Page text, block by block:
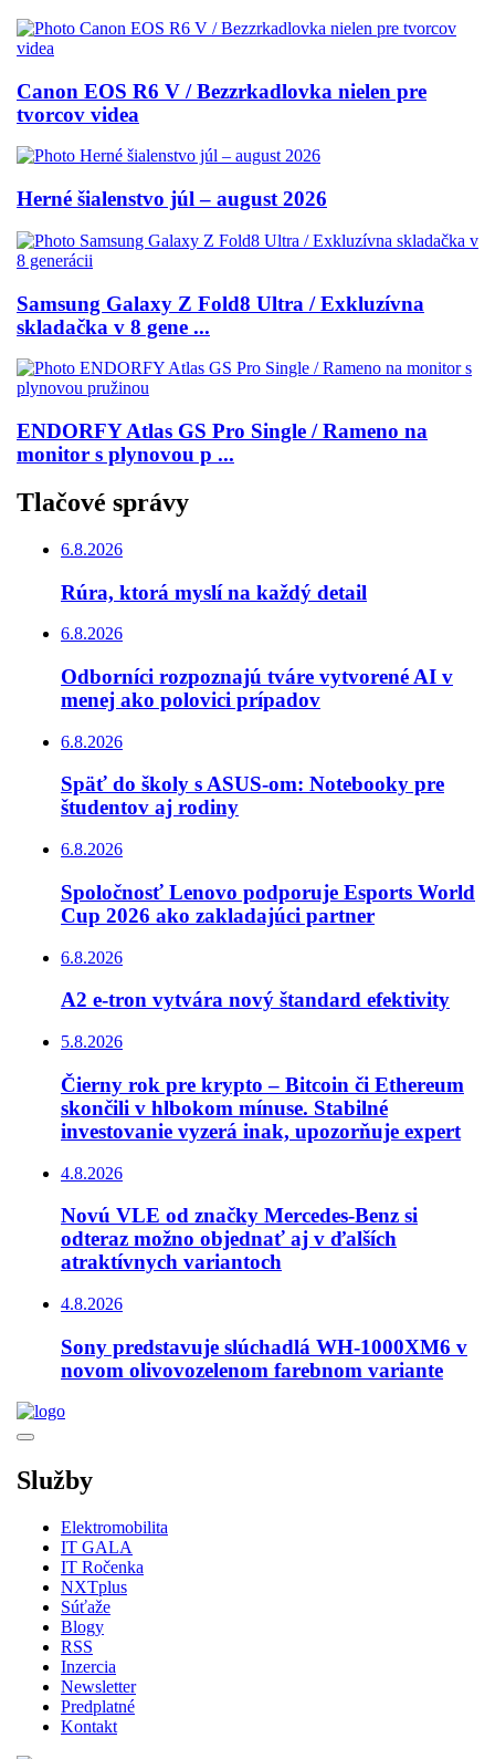
Canon EOS R6 V / Bezzrkadlovka nielen pre
tvorcov videa
Herné šialenstvo júl – august 2026
Samsung Galaxy Z Fold8 Ultra / Exkluzívna
skladačka v 8 gene ...
ENDORFY Atlas GS Pro Single / Rameno na
monitor s plynovou p ...
Tlačové správy
6.8.2026
Rúra, ktorá myslí na každý detail
6.8.2026
Odborníci rozpoznajú tváre vytvorené AI v
menej ako polovici prípadov
6.8.2026
Späť do školy s ASUS-om: Notebooky pre
študentov aj rodiny
6.8.2026
Spoločnosť Lenovo podporuje Esports World
Cup 2026 ako zakladajúci partner
6.8.2026
A2 e-tron vytvára nový štandard efektivity
5.8.2026
Čierny rok pre krypto – Bitcoin či Ethereum
skončili v hlbokom mínuse. Stabilné
investovanie vyzerá inak, upozorňuje expert
4.8.2026
Novú VLE od značky Mercedes-Benz si
odteraz možno objednať aj v ďalších
atraktívnych variantoch
4.8.2026
Sony predstavuje slúchadlá WH-1000XM6 v
novom olivovozelenom farebnom variante
Služby
Elektromobilita
IT GALA
IT Ročenka
NXTplus
Súťaže
Blogy
RSS
Inzercia
Newsletter
Predplatné
Kontakt